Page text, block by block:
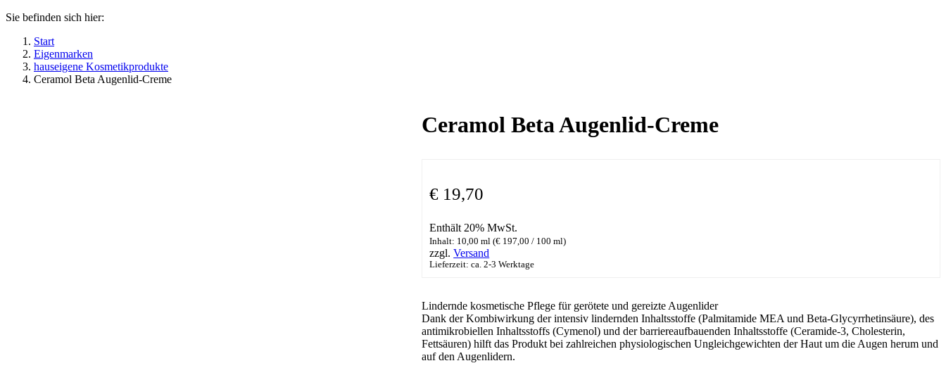
Sie befinden sich hier:
Start
Eigenmarken
hauseigene Kosmetikprodukte
Ceramol Beta Augenlid-Creme
Ceramol Beta Augenlid-Creme
€ 19,70
Enthält 20% MwSt.
Inhalt: 10,00 ml (€ 197,00 / 100 ml)
zzgl.Versand
Lieferzeit: ca. 2-3 Werktage
Lindernde kosmetische Pflege für gerötete und gereizte Augenlider
Dank der Kombiwirkung der intensiv lindernden Inhaltsstoffe (Palmitamide MEA und Beta-Glycyrrhetinsäure), des
antimikrobiellen Inhaltsstoffs (Cymenol) und der barriereaufbauenden Inhaltsstoffe (Ceramide-3, Cholesterin,
Fettsäuren) hilft das Produkt bei zahlreichen physiologischen Ungleichgewichten der Haut um die Augen herum und
auf den Augenlidern.